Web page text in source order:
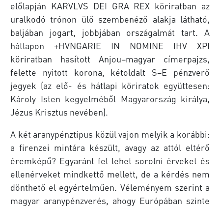
előlapján KARVLVS DEI GRA REX köriratban az
uralkodó trónon ülő szembenéző alakja látható,
baljában jogart, jobbjában országalmát tart. A
hátlapon +HVNGARIE IN NOMINE IHV XPI
köriratban hasított Anjou–magyar címerpajzs,
felette nyitott korona, kétoldalt S–E pénzverő
jegyek (az elő- és hátlapi köriratok együttesen:
Károly Isten kegyelméből Magyarország királya,
Jézus Krisztus nevében).
A két aranypénztípus közül vajon melyik a korábbi:
a firenzei mintára készült, avagy az attól eltérő
éremképű? Egyaránt fel lehet sorolni érveket és
ellenérveket mindkettő mellett, de a kérdés nem
dönthető el egyértelműen. Véleményem szerint a
magyar aranypénzverés, ahogy Európában szinte